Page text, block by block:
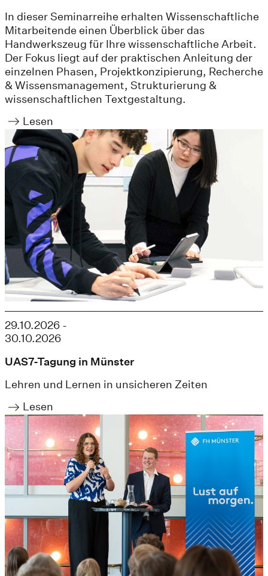
In dieser Seminarreihe erhalten Wissenschaftliche
Mitarbeitende einen Überblick über das
Handwerkszeug für Ihre wissenschaftliche Arbeit.
Der Fokus liegt auf der praktischen Anleitung der
einzelnen Phasen, Projektkonzipierung, Recherche
& Wissensmanagement, Strukturierung &
wissenschaftlichen Textgestaltung.
Lesen
29.10.2026 -
30.10.2026
UAS7-Tagung in Münster
Lehren und Lernen in unsicheren Zeiten
Lesen